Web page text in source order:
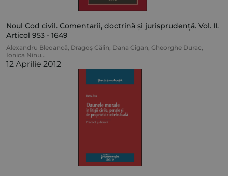
Noul Cod civil. Comentarii, doctrină și jurisprudență. Vol. II.
Articol 953 - 1649
Alexandru Bleoancă, Dragoș Călin, Dana Cigan, Gheorghe Durac,
Ionica Ninu...
12 Aprilie 2012